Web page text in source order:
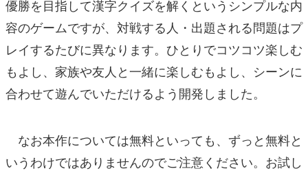
優勝を目指して漢字クイズを解くというシンプルな内
容のゲームですが、対戦する人・出題される問題はプ
レイするたびに異なります。ひとりでコツコツ楽しむ
もよし、家族や友人と一緒に楽しむもよし、シーンに
合わせて遊んでいただけるよう開発しました。
なお本作については無料といっても、ずっと無料と
いうわけではありませんのでご注意ください。お試し